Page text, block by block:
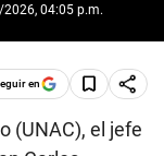
04:05 p.m.
en
(UNAC), el jefe